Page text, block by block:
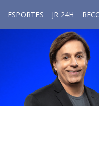
ESPORTES JR 24H